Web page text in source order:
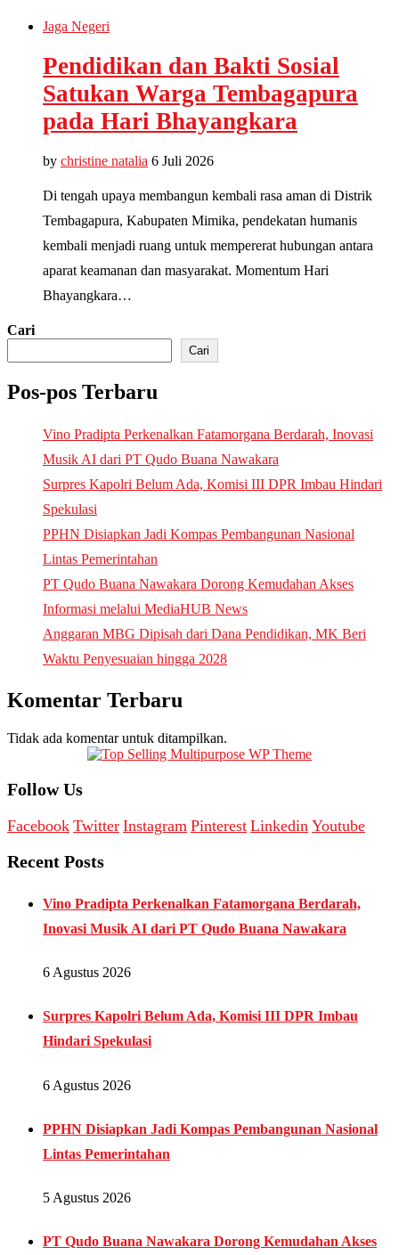
Jaga Negeri
Pendidikan dan Bakti Sosial
Satukan Warga Tembagapura
pada Hari Bhayangkara
by christine natalia 6 Juli 2026
Di tengah upaya membangun kembali rasa aman di Distrik
Tembagapura, Kabupaten Mimika, pendekatan humanis
kembali menjadi ruang untuk mempererat hubungan antara
aparat keamanan dan masyarakat. Momentum Hari
Bhayangkara…
Cari
Cari
Pos-pos Terbaru
Vino Pradipta Perkenalkan Fatamorgana Berdarah, Inovasi
Musik AI dari PT Qudo Buana Nawakara
Surpres Kapolri Belum Ada, Komisi III DPR Imbau Hindari
Spekulasi
PPHN Disiapkan Jadi Kompas Pembangunan Nasional
Lintas Pemerintahan
PT Qudo Buana Nawakara Dorong Kemudahan Akses
Informasi melalui MediaHUB News
Anggaran MBG Dipisah dari Dana Pendidikan, MK Beri
Waktu Penyesuaian hingga 2028
Komentar Terbaru
Tidak ada komentar untuk ditampilkan.
Follow Us
Facebook Twitter Instagram Pinterest Linkedin Youtube
Recent Posts
Vino Pradipta Perkenalkan Fatamorgana Berdarah,
Inovasi Musik AI dari PT Qudo Buana Nawakara
6 Agustus 2026
Surpres Kapolri Belum Ada, Komisi III DPR Imbau
Hindari Spekulasi
6 Agustus 2026
PPHN Disiapkan Jadi Kompas Pembangunan Nasional
Lintas Pemerintahan
5 Agustus 2026
PT Qudo Buana Nawakara Dorong Kemudahan Akses